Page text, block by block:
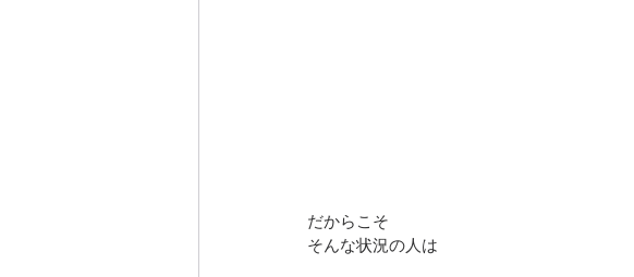
だからこそ
そんな状況の人は